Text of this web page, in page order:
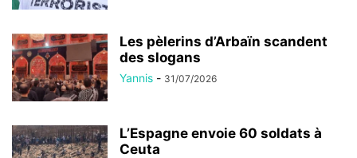
Les pèlerins d’Arbaïn scandent
des slogans
Yannis - 31/07/2026
L’Espagne envoie 60 soldats à
Ceuta